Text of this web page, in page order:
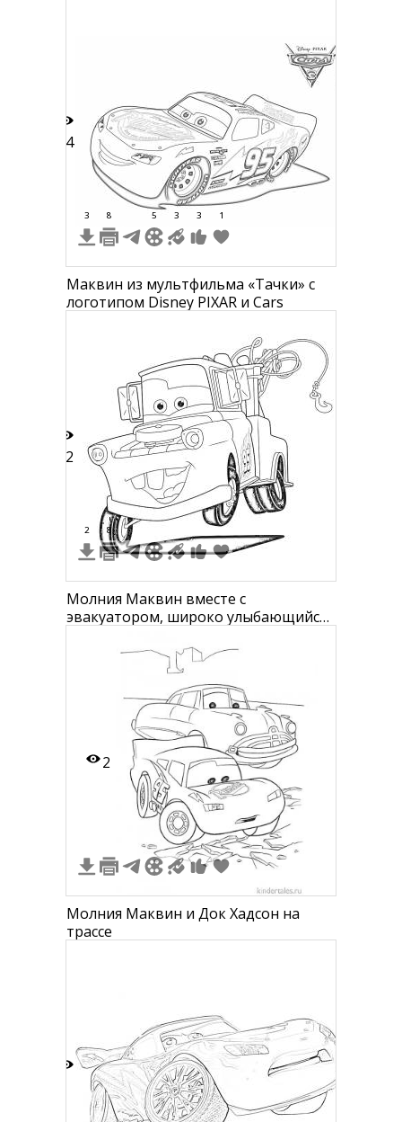
24
3 8 5 3 3 1
Маквин из мультфильма «Тачки» с
логотипом Disney PIXAR и Cars
12
2 8
Молния Маквин вместе с
эвакуатором, широко улыбающийся,
прыжке.
2
Молния Маквин и Док Хадсон на
трассе